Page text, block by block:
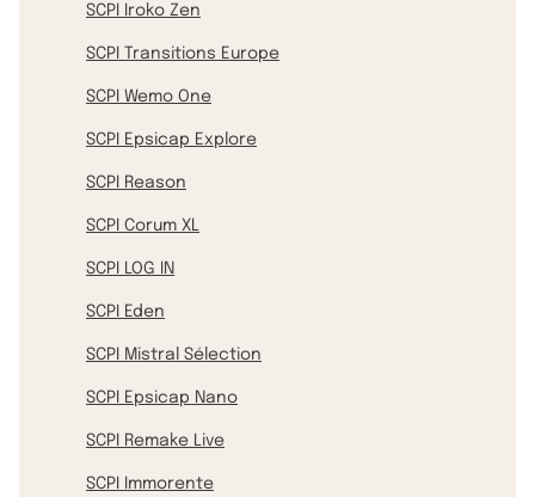
SCPI Iroko Zen
SCPI Transitions Europe
SCPI Wemo One
SCPI Epsicap Explore
SCPI Reason
SCPI Corum XL
SCPI LOG IN
SCPI Eden
SCPI Mistral Sélection
SCPI Epsicap Nano
SCPI Remake Live
SCPI Immorente